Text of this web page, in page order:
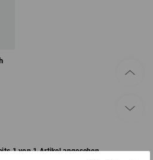
1 von 1 Artikel angesehen.